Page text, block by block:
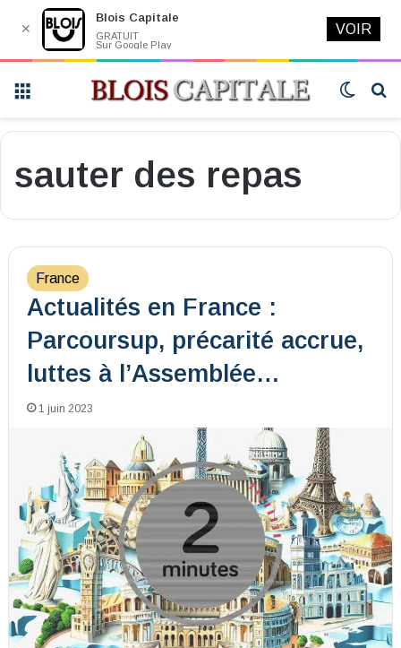
Switch
sauter des repas
France
Actualités en France :
Parcoursup, précarité accrue,
luttes à l’Assemblée…
1 juin 2023
✕
Blois Capitale
GRATUIT
Sur Google Play
VOIR